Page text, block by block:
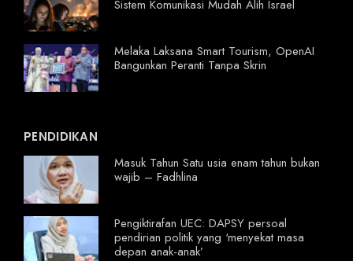
Sistem Komunikasi Mudah Alih Israel
Melaka Laksana Smart Tourism, OpenAI
Bangunkan Peranti Tanpa Skrin
PENDIDIKAN
Masuk Tahun Satu usia enam tahun bukan
wajib – Fadhlina
Pengiktirafan UEC: DAPSY persoal
pendirian politik yang ‘menyekat masa
depan anak-anak’